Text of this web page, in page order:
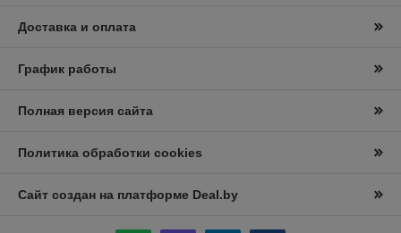
Доставка и оплата
График работы
Полная версия сайта
Политика обработки cookies
Сайт создан на платформе Deal.by